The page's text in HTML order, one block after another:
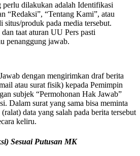
perlu dilakukan adalah Identifikasi
“Redaksi”, “Tentang Kami”, atau
situs/produk pada media tersebut.
taat aturan UU Pers pasti
penanggung jawab.
dengan mengirimkan draf berita
atau surat fisik) kepada Pemimpin
subjek “Permohonan Hak Jawab”
Dalam surat yang sama bisa meminta
data yang salah pada berita tersebut
keliru.
Sesuai Putusan MK